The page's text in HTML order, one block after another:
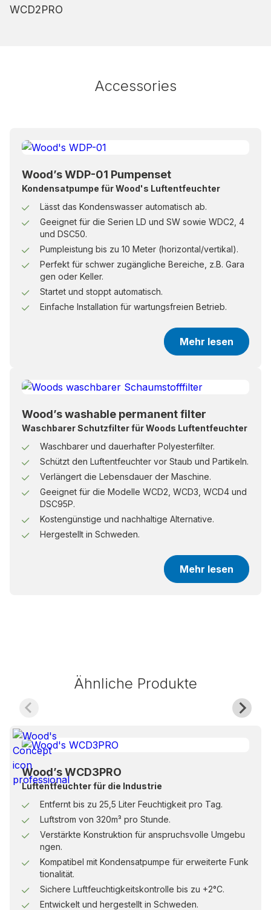
WCD2PRO
Accessories
Wood’s WDP-01 Pumpenset
Kondensatpumpe für Wood's Luftentfeuchter
Lässt das Kondenswasser automatisch ab.
Geeignet für die Serien LD und SW sowie WDC2, 4
und DSC50.
Pumpleistung bis zu 10 Meter (horizontal/vertikal).
Perfekt für schwer zugängliche Bereiche, z.B. Gara
gen oder Keller.
Startet und stoppt automatisch.
Einfache Installation für wartungsfreien Betrieb.
Mehr lesen
Wood’s washable permanent filter
Waschbarer Schutzfilter für Woods Luftentfeuchter
Waschbarer und dauerhafter Polyesterfilter.
Schützt den Luftentfeuchter vor Staub und Partikeln.
Verlängert die Lebensdauer der Maschine.
Geeignet für die Modelle WCD2, WCD3, WCD4 und
DSC95P.
Kostengünstige und nachhaltige Alternative.
Hergestellt in Schweden.
Mehr lesen
Ähnliche Produkte
Wood’s WCD3PRO
Luftentfeuchter für die Industrie
Entfernt bis zu 25,5 Liter Feuchtigkeit pro Tag.
Luftstrom von 320m³ pro Stunde.
Verstärkte Konstruktion für anspruchsvolle Umgebu
ngen.
Kompatibel mit Kondensatpumpe für erweiterte Funk
tionalität.
Sichere Luftfeuchtigkeitskontrolle bis zu +2°C.
Entwickelt und hergestellt in Schweden.